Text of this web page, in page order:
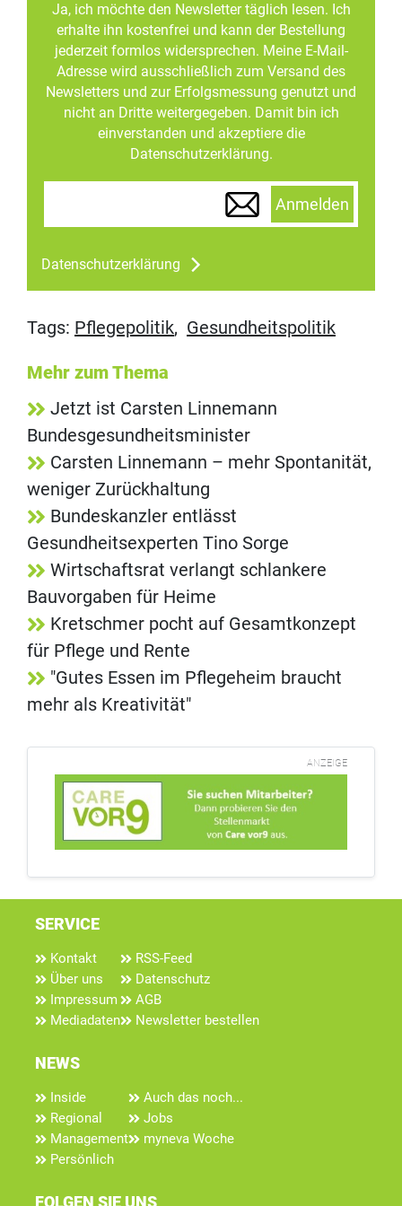
Ja, ich möchte den Newsletter täglich lesen. Ich
erhalte ihn kostenfrei und kann der Bestellung
jederzeit formlos widersprechen. Meine E-Mail-
Adresse wird ausschließlich zum Versand des
Newsletters und zur Erfolgsmessung genutzt und
nicht an Dritte weitergegeben. Damit bin ich
einverstanden und akzeptiere die
Datenschutzerklärung.
Anmelden
Datenschutzerklärung
Tags: Pflegepolitik, Gesundheitspolitik
Mehr zum Thema
Jetzt ist Carsten Linnemann
Bundesgesundheitsminister
Carsten Linnemann – mehr Spontanität,
weniger Zurückhaltung
Bundeskanzler entlässt
Gesundheitsexperten Tino Sorge
Wirtschaftsrat verlangt schlankere
Bauvorgaben für Heime
Kretschmer pocht auf Gesamtkonzept
für Pflege und Rente
"Gutes Essen im Pflegeheim braucht
mehr als Kreativität"
ANZEIGE
SERVICE
Kontakt
Über uns
Impressum
Mediadaten
RSS-Feed
Datenschutz
AGB
Newsletter bestellen
NEWS
Inside
Regional
Management
Persönlich
Auch das noch...
Jobs
myneva Woche
FOLGEN SIE UNS